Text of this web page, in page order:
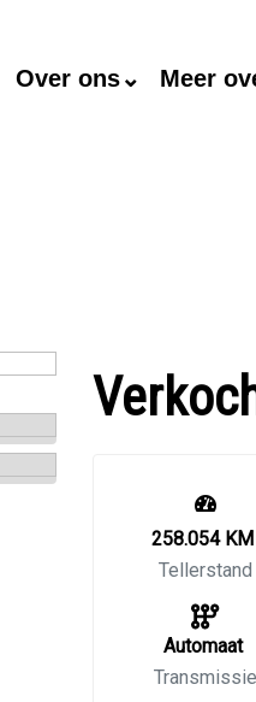
Over ons⌄ Meer
258.054 KM
Tellerstand
Automaat
Transmissie